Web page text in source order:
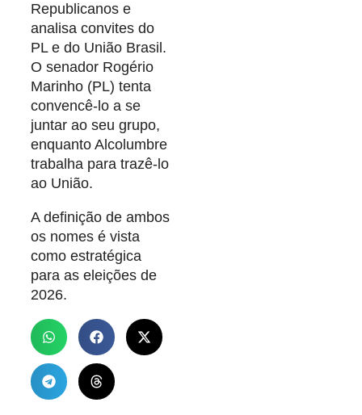
Republicanos e
analisa convites do
PL e do União Brasil.
O senador Rogério
Marinho (PL) tenta
convencê-lo a se
juntar ao seu grupo,
enquanto Alcolumbre
trabalha para trazê-lo
ao União.
A definição de ambos
os nomes é vista
como estratégica
para as eleições de
2026.